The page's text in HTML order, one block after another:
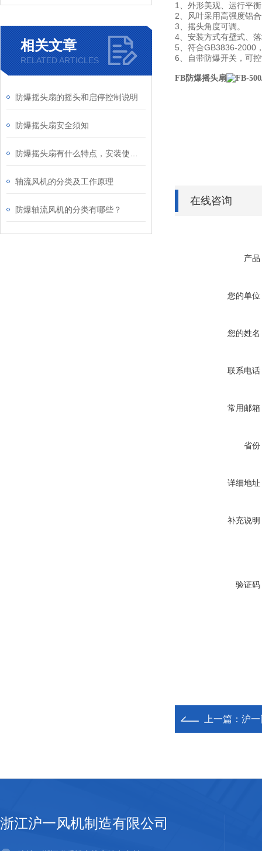
相关文章
RELATED ARTICLES
防爆摇头扇的摇头和启停控制说明
防爆摇头扇安全须知
轴流风机的分类及工作原理
防爆轴流风机​的分类有哪些？
1、外形美观、运行平
2、风叶采用高强度铝
3、摇头角度可调。
4、安装方式有壁式、
5、符合GB3836-2000
6、自带防爆开关，可
FB防爆摇头扇
在线咨询
产品
您的单位
您的姓名
联系电话
常用邮箱
省份
详细地址
补充说明
验证码
上一篇： 沪
浙江沪一风机制造有限公司